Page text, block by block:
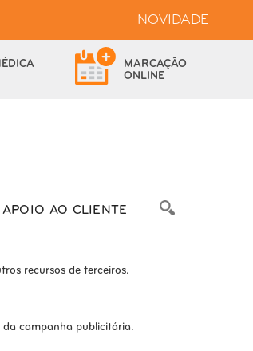
de visitantes, taxa de rejeição, origem do
recursos de terceiros.
da campanha publicitária.
NOVIDADE
MARCAÇÃO
ONLINE
APOIO AO CLIENTE